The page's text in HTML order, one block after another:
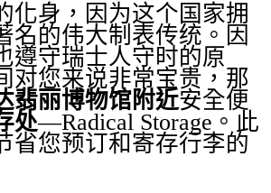
化身，因为这个国家拥
名的伟大制表传统。因
遵守瑞士人守时的原
对您来说非常宝贵，那
翡丽博物馆附近安全便
处—Radical Storage。此
省您预订和寄存行李的